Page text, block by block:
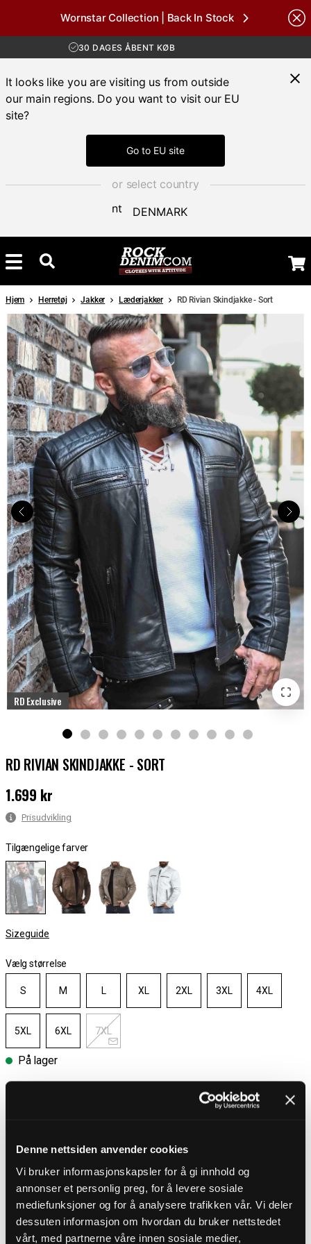
Denne nettsiden anvender cookies
Vi bruker informasjonskapsler for å gi innhold og
annonser et personlig preg, for å levere sosiale
mediefunksjoner og for å analysere trafikken vår. Vi deler
dessuten informasjon om hvordan du bruker nettstedet
vårt, med partnerne våre innen sosiale medier,
Wornstar Collection | Back In Stock
30 DAGES ÅBENT KØB
HURTIG LEVERING 3 – 5 DAGE
GRATIS FRAGT VED KØB OVER 700 KR
It looks like you are visiting us from outside
our main regions. Do you want to visit our EU
site?
Go to EU site
or select country
DENMARK
Hjem Herretøj Jakker Læderjakker RD Rivian Skindjakke - Sort
RD Exclusive
RD RIVIAN SKINDJAKKE - SORT
Pris:1.699 kr
1.699 kr
Prisudvikling
Tilgængelige farver
Sizeguide
Vælg størrelse
S M L XL 2XL 3XL 4XL
5XL 6XL 7XL
På lager
Vælg størrelse
30 dages åbent køb
Gratis fragt ved køb over 700 kr
PRODUKTBESKRIVELSE